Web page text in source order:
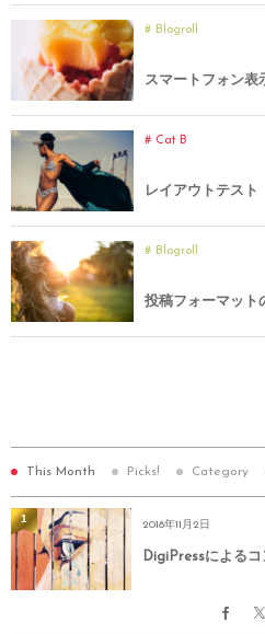
Blogroll
スマートフォン表
Cat B
レイアウトテスト
Blogroll
投稿フォーマット
This Month Picks! Category
2018年11月2日
DigiPressによる
1